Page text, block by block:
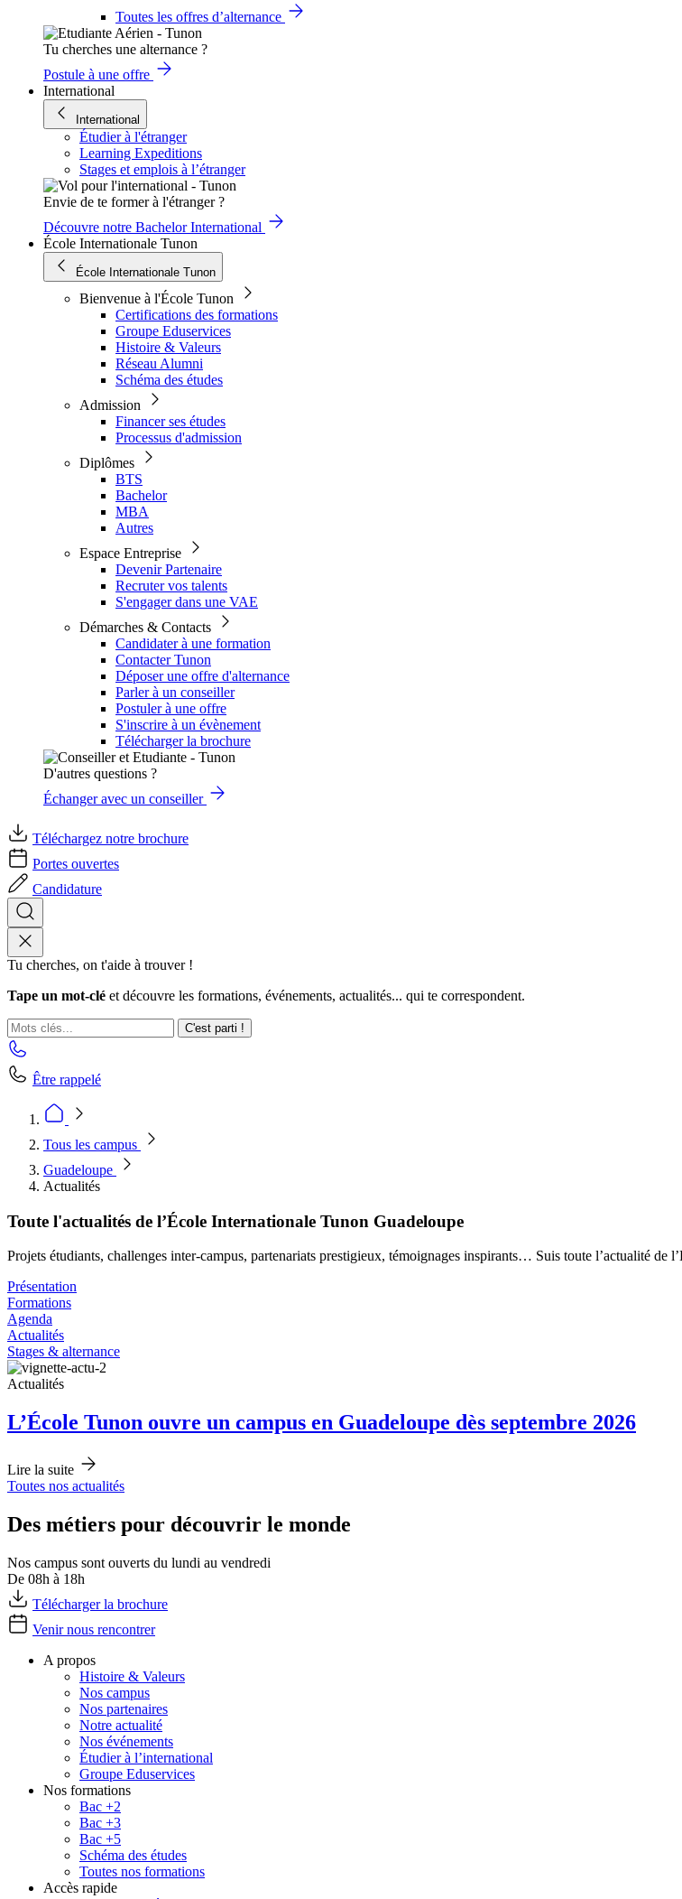
Toutes les offres d’alternance
Tu cherches une alternance ?
Postule à une offre
International
International
Étudier à l'étranger
Learning Expeditions
Stages et emplois à l’étranger
Envie de te former à l'étranger ?
Découvre notre Bachelor International
École Internationale Tunon
École Internationale Tunon
Bienvenue à l'École Tunon
Certifications des formations
Groupe Eduservices
Histoire & Valeurs
Réseau Alumni
Schéma des études
Admission
Financer ses études
Processus d'admission
Diplômes
BTS
Bachelor
MBA
Autres
Espace Entreprise
Devenir Partenaire
Recruter vos talents
S'engager dans une VAE
Démarches & Contacts
Candidater à une formation
Contacter Tunon
Déposer une offre d'alternance
Parler à un conseiller
Postuler à une offre
S'inscrire à un évènement
Télécharger la brochure
D'autres questions ?
Échanger avec un conseiller
Téléchargez notre brochure
Portes ouvertes
Candidature
Tu cherches, on t'aide à trouver !
Tape un mot-clé et découvre les formations, événements, actualités... qui te correspondent.
C'est parti !
Être rappelé
Tous les campus
Guadeloupe
Actualités
Toute l'actualités de l’École Internationale Tunon Guadeloupe
Projets étudiants, challenges inter-campus, partenariats prestigieux, témoignages inspirants… Suis toute l’actualité
Présentation
Formations
Agenda
Actualités
Stages & alternance
Actualités
L’École Tunon ouvre un campus en Guadeloupe dès septembre 2026
Lire la suite
Toutes nos actualités
Des métiers pour découvrir le monde
Nos campus sont ouverts du lundi au vendredi
De 08h à 18h
Télécharger la brochure
Venir nous rencontrer
A propos
Histoire & Valeurs
Nos campus
Nos partenaires
Notre actualité
Nos événements
Étudier à l’international
Groupe Eduservices
Nos formations
Bac +2
Bac +3
Bac +5
Schéma des études
Toutes nos formations
Accès rapide